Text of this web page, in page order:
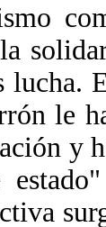
lucha.
le
y